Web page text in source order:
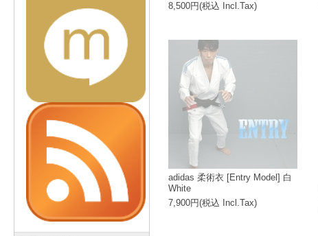
8,500円(税込 Incl.Tax)
adidas 柔術衣 [Entry Model] 白
White
7,900円(税込 Incl.Tax)